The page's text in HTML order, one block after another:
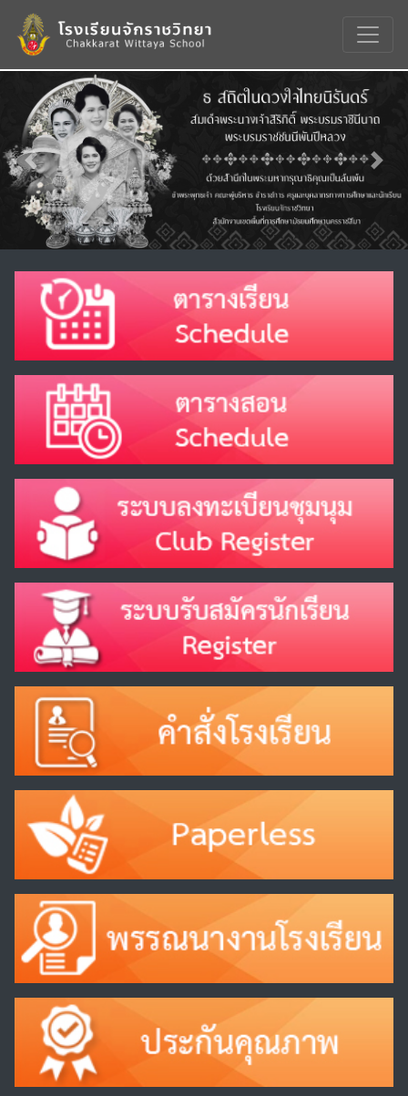
Previous Next